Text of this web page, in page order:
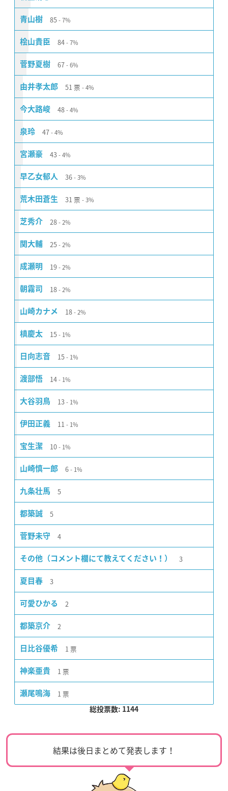
青山樹 85 7%
桧山貴臣 84 7%
菅野夏樹 67 6%
由井孝太郎 51 票 4%
今大路峻 48 4%
泉玲 47 4%
宮瀬豪 43 4%
早乙女郁人 36 3%
荒木田蒼生 31 票 3%
芝秀介 28 2%
関大輔 25 2%
成瀬明 19 2%
朝霧司 18 2%
山崎カナメ 18 2%
槙慶太 15 1%
日向志音 15 1%
渡部悟 14 1%
大谷羽鳥 13 1%
伊田正義 11 1%
宝生潔 10 1%
山崎慎一郎 6 1%
九条壮馬 5
都築誠 5
菅野未守 4
その他（コメント欄にて教えてください！） 3
夏目春 3
可愛ひかる 2
都築京介 2
日比谷優希 1 票
神楽亜貴 1 票
瀬尾鳴海 1 票
総投票数: 1144
結果は後日まとめて発表します！